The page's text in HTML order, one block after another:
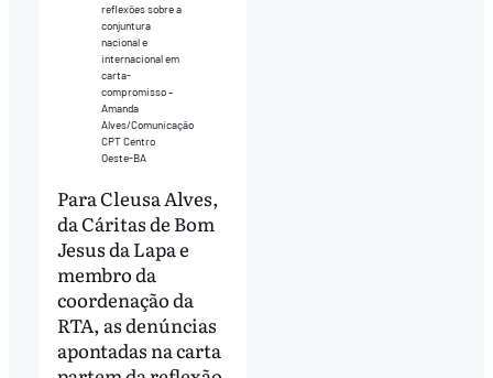
reflexões sobre a
conjuntura
nacional e
internacional em
carta-
compromisso –
Amanda
Alves/Comunicação
CPT Centro
Oeste-BA
Para Cleusa Alves,
da Cáritas de Bom
Jesus da Lapa e
membro da
coordenação da
RTA, as denúncias
apontadas na carta